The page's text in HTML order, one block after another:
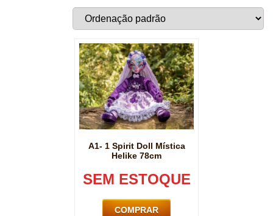
A1- 1 Spirit Doll Mística
Helike 78cm
SEM ESTOQUE
COMPRAR